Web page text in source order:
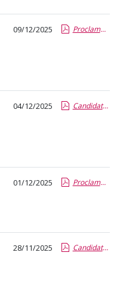
09/12/2025 Proclamacion miembros CG 2025_2.pdf.pdf
04/12/2025 Candidaturas definitivas CG 2025.pdf.pdf
01/12/2025 Proclamacion definitiva de candidatos electos a Junta de Facultad TeI_estudiantes_nov 2025_SUBSANACION.report.pdf.pdf
28/11/2025 Candidaturas provisionales elecciones CG 2025.pdf.pdf